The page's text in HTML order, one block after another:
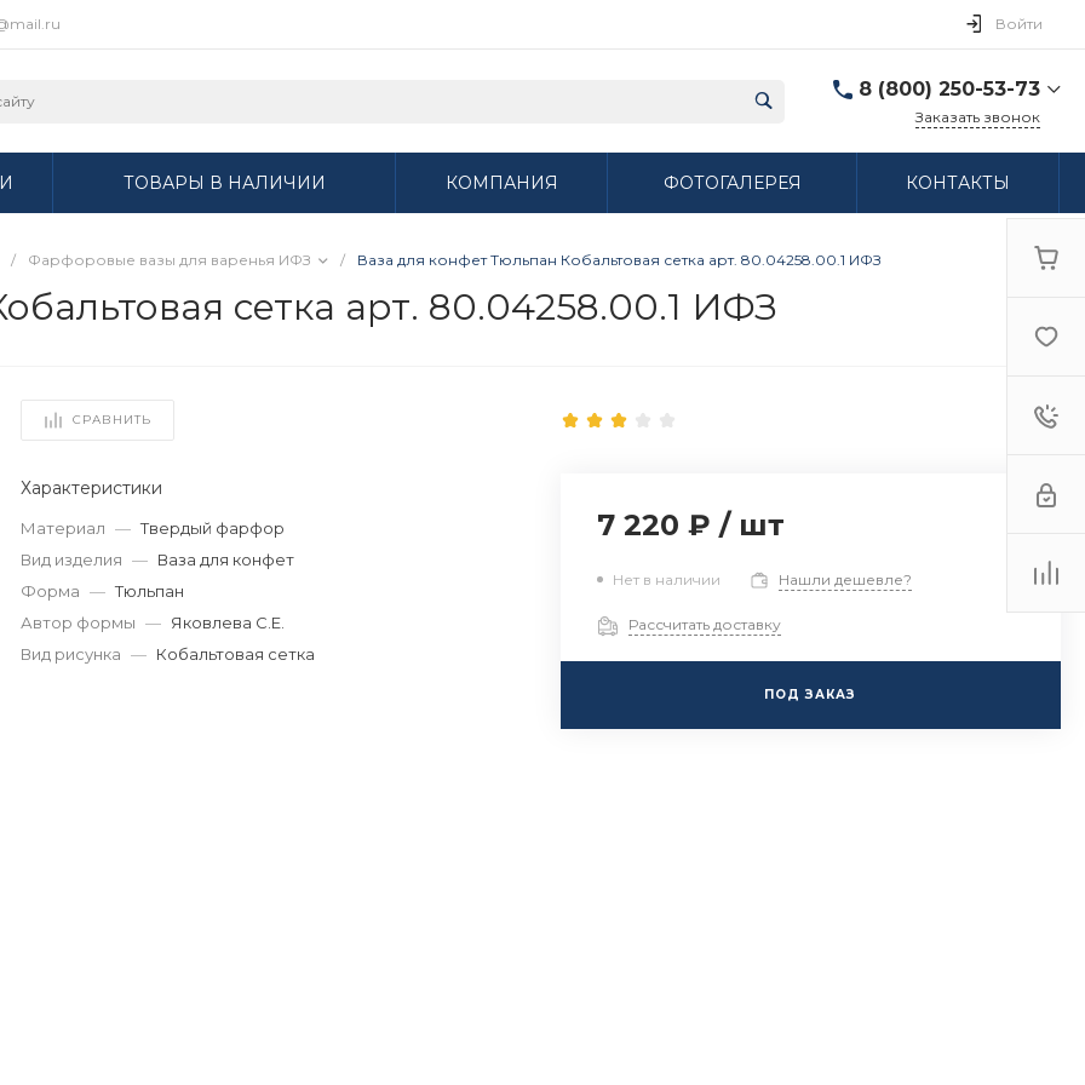
Войти
8 (800) 250-53-73
г. Нижний Новгород,
Выходной
Заказать звонок
ТОВАРЫ В НАЛИЧИИ КОМПАНИЯ ФОТОГАЛЕРЕЯ КОНТАКТЫ
/ Фарфоровые вазы для варенья ИФЗ / Ваза для конфет Тюльпан Кобальтовая сетка арт. 80.04258.00.1 ИФЗ
сетка арт. 80.04258.00.1 ИФЗ
СРАВНИТЬ
Характеристики
Материал — Твердый фарфор
Вид изделия — Ваза для конфет
Форма — Тюльпан
Автор формы — Яковлева С.Е.
Вид рисунка — Кобальтовая сетка
7 220 ₽ / шт
Нет в наличии Нашли дешевле?
Рассчитать доставку
ПОД ЗАКАЗ